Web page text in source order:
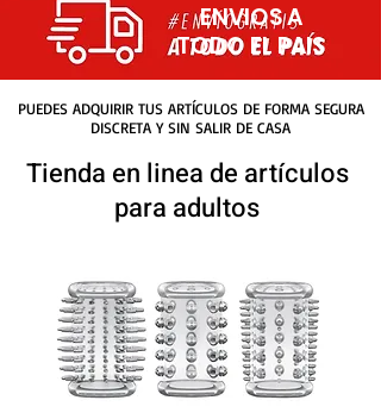
PUEDES ADQUIRIR TUS ARTÍCULOS DE FORMA SEGURA
DISCRETA Y SIN SALIR DE CASA
Tienda en linea de artículos
para adultos
ENVIOS A
TODO EL PAIS